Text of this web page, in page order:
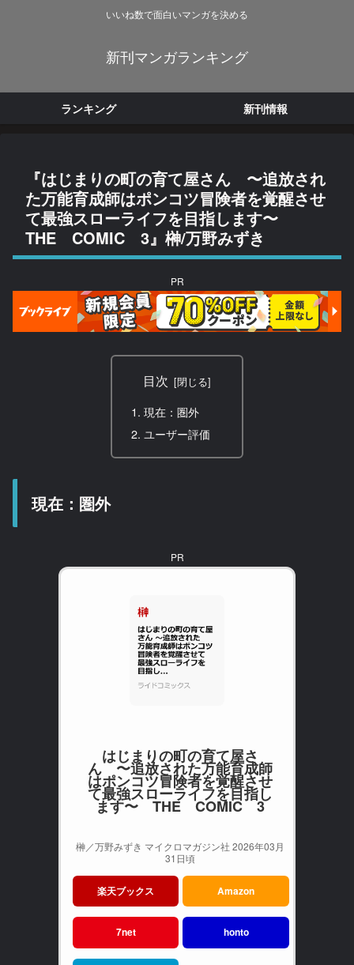
いいね数で面白いマンガを決める
新刊マンガランキング
ランキング 新刊情報
『はじまりの町の育て屋さん 〜追放され
た万能育成師はポンコツ冒険者を覚醒させ
て最強スローライフを目指します〜
THE COMIC 3』榊/万野みずき
PR
目次
現在：圏外
ユーザー評価
現在：圏外
PR
はじまりの町の育て屋さ
ん 〜追放された万能育成師
はポンコツ冒険者を覚醒させ
て最強スローライフを目指し
ます〜 THE COMIC 3
榊／万野みずき マイクロマガジン社 2026年03月
31日頃
楽天ブックス Amazon
7net honto